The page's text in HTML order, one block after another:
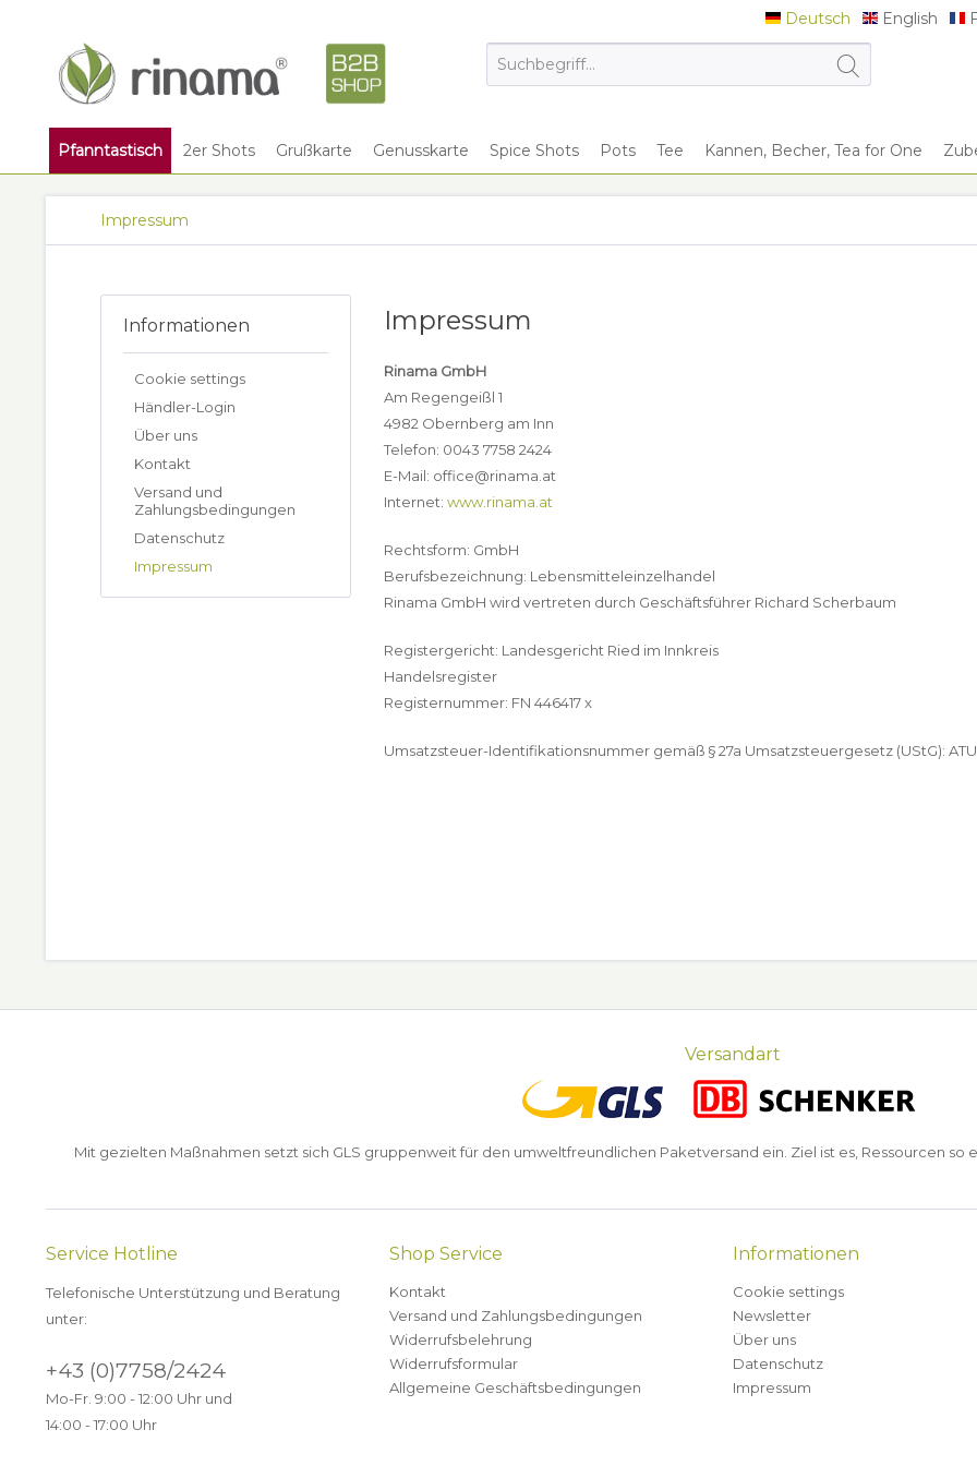
Deutsch
Deutsch English
English
Pfanntastisch 2er Shots Grußkarte Genusskarte Spice Shots Pots Tee Kannen, Becher, Tea for One
Impressum
Informationen
Cookie settings
Händler-Login
Über uns
Kontakt
Versand und
Zahlungsbedingungen
Datenschutz
Impressum
Impressum
Rinama GmbH
Am Regengeißl 1
4982 Obernberg am Inn
Telefon: 0043 7758 2424
E-Mail: office@rinama.at
Internet: www.rinama.at
Rechtsform: GmbH
Berufsbezeichnung: Lebensmitteleinzelhandel
Rinama GmbH wird vertreten durch Geschäftsführer Richard Scherbaum
Registergericht: Landesgericht Ried im Innkreis
Handelsregister
Registernummer: FN 446417 x
Umsatzsteuer-Identifikationsnummer gemäß § 27a Umsatzsteuergesetz (UStG):
Versandart
Mit gezielten Maßnahmen setzt sich GLS gruppenweit für den umweltfreundlichen Paketversand ein. Ziel ist es, Ressourcen
Service Hotline
Telefonische Unterstützung und Beratung
unter:
+43 (0)7758/2424
Mo-Fr. 9:00 - 12:00 Uhr und
14:00 - 17:00 Uhr
Shop Service
Kontakt
Versand und Zahlungsbedingungen
Widerrufsbelehrung
Widerrufsformular
Allgemeine Geschäftsbedingungen
Informationen
Cookie settings
Newsletter
Über uns
Datenschutz
Impressum